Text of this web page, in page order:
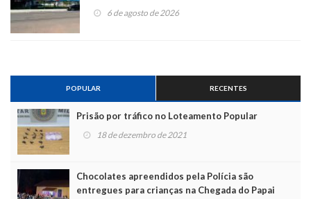
6 de agosto de 2026
POPULAR RECENTES
Prisão por tráfico no Loteamento Popular
18 de dezembro de 2021
Chocolates apreendidos pela Polícia são
entregues para crianças na Chegada do Papai